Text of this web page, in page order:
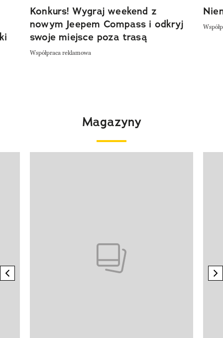
Konkurs! Wygraj weekend z
nowym Jeepem Compass i odkryj
swoje miejsce poza trasą
Współpraca reklamowa
Magazyny
previous element